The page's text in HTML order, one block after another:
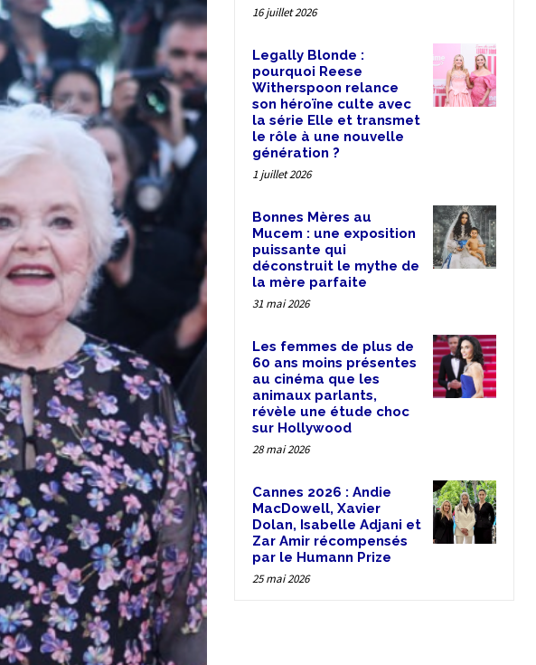
16 juillet 2026
Legally Blonde :
pourquoi Reese
Witherspoon relance
son héroïne culte avec
la série Elle et transmet
le rôle à une nouvelle
génération ?
1 juillet 2026
Bonnes Mères au
Mucem : une exposition
puissante qui
déconstruit le mythe de
la mère parfaite
31 mai 2026
Les femmes de plus de
60 ans moins présentes
au cinéma que les
animaux parlants,
révèle une étude choc
sur Hollywood
28 mai 2026
Cannes 2026 : Andie
MacDowell, Xavier
Dolan, Isabelle Adjani et
Zar Amir récompensés
par le Humann Prize
25 mai 2026